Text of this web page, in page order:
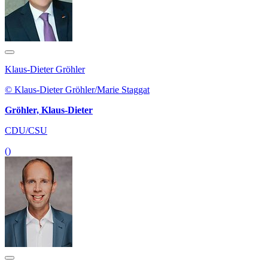
Klaus-Dieter Gröhler
© Klaus-Dieter Gröhler/Marie Staggat
Gröhler, Klaus-Dieter
CDU/CSU
()